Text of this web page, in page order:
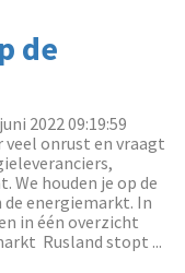
de
2022 09:19:59
onrust en vraagt
We houden je op de
energiemarkt. In
in één overzicht
Rusland stopt ...